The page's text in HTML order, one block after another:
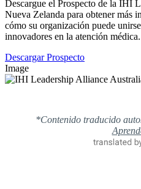
Descargue el Prospecto de la IHI
Nueva Zelanda para obtener más
cómo su organización puede
innovadores en la atención médica.
Descargar Prospecto
Image
*Contenido traducido